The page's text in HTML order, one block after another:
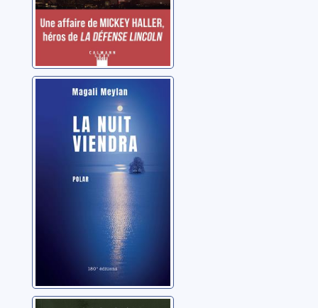
La nuit viendra
Meylan, Magali